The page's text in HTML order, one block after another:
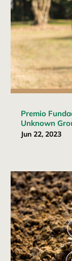
Premio
Unknown
Jun 22, 2023